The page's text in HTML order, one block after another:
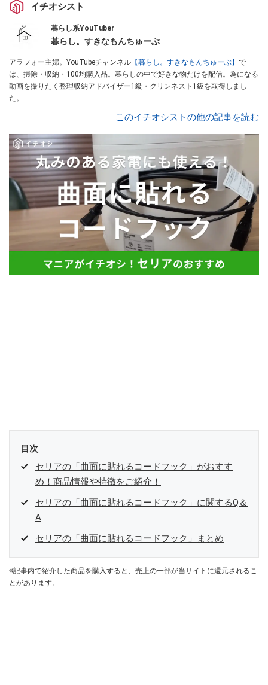
イチオシスト
暮らし系YouTuber
暮らし。すきなもんちゅーぶ
アラフォー主婦。YouTubeチャンネル 【暮らし。すきなもんちゅーぶ】 で
は、掃除・収納・100均購入品。暮らしの中で好きな物だけを配信。為になる
動画を撮りたく整理収納アドバイザー1級・クリンネスト1級を取得しまし
た。
このイチオシストの他の記事を読む
目次
セリアの「曲面に貼れるコードフック」がおすす
め！商品情報や特徴をご紹介！
セリアの「曲面に貼れるコードフック」に関するQ＆
A
セリアの「曲面に貼れるコードフック」まとめ
※記事内で紹介した商品を購入すると、売上の一部が当サイトに還元されるこ
とがあります。